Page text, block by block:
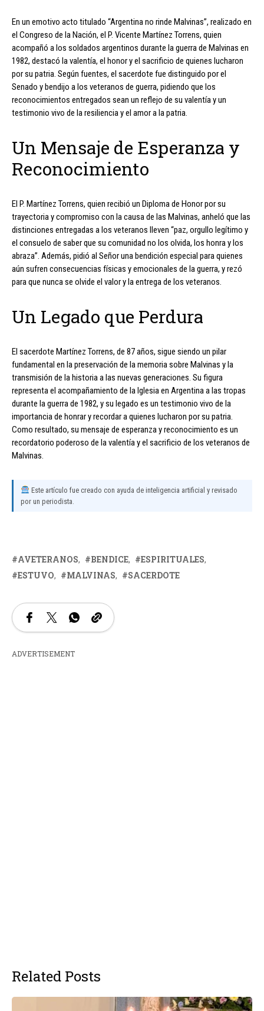
En un emotivo acto titulado “Argentina no rinde Malvinas”, realizado en
el Congreso de la Nación, el P. Vicente Martínez Torrens, quien
acompañó a los soldados argentinos durante la guerra de Malvinas en
1982, destacó la valentía, el honor y el sacrificio de quienes lucharon
por su patria. Según fuentes, el sacerdote fue distinguido por el
Senado y bendijo a los veteranos de guerra, pidiendo que los
reconocimientos entregados sean un reflejo de su valentía y un
testimonio vivo de la resiliencia y el amor a la patria.
Un Mensaje de Esperanza y
Reconocimiento
El P. Martínez Torrens, quien recibió un Diploma de Honor por su
trayectoria y compromiso con la causa de las Malvinas, anheló que las
distinciones entregadas a los veteranos lleven “paz, orgullo legítimo y
el consuelo de saber que su comunidad no los olvida, los honra y los
abraza”. Además, pidió al Señor una bendición especial para quienes
aún sufren consecuencias físicas y emocionales de la guerra, y rezó
para que nunca se olvide el valor y la entrega de los veteranos.
Un Legado que Perdura
El sacerdote Martínez Torrens, de 87 años, sigue siendo un pilar
fundamental en la preservación de la memoria sobre Malvinas y la
transmisión de la historia a las nuevas generaciones. Su figura
representa el acompañamiento de la Iglesia en Argentina a las tropas
durante la guerra de 1982, y su legado es un testimonio vivo de la
importancia de honrar y recordar a quienes lucharon por su patria.
Como resultado, su mensaje de esperanza y reconocimiento es un
recordatorio poderoso de la valentía y el sacrificio de los veteranos de
Malvinas.
Este artículo fue creado con ayuda de inteligencia artificial y revisado
por un periodista.
AVETERANOS BENDICE
ESPIRITUALES
ESTUVO
MALVINAS SACERDOTE
ADVERTISEMENT
Related Posts